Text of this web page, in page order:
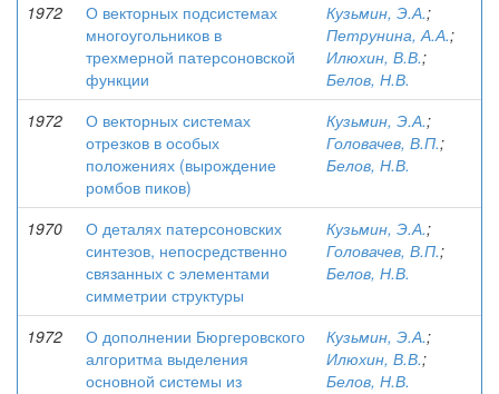
1972
О векторных подсистемах
многоугольников в
трехмерной патерсоновской
функции
Кузьмин, Э.А.;
Петрунина, А.А.;
Илюхин, В.В.;
Белов, Н.В.
1972
О векторных системах
отрезков в особых
положениях (вырождение
ромбов пиков)
Кузьмин, Э.А.;
Головачев, В.П.;
Белов, Н.В.
1970
О деталях патерсоновских
синтезов, непосредственно
связанных с элементами
симметрии структуры
Кузьмин, Э.А.;
Головачев, В.П.;
Белов, Н.В.
1972
О дополнении Бюргеровского
алгоритма выделения
основной системы из
Кузьмин, Э.А.;
Илюхин, В.В.;
Белов, Н.В.